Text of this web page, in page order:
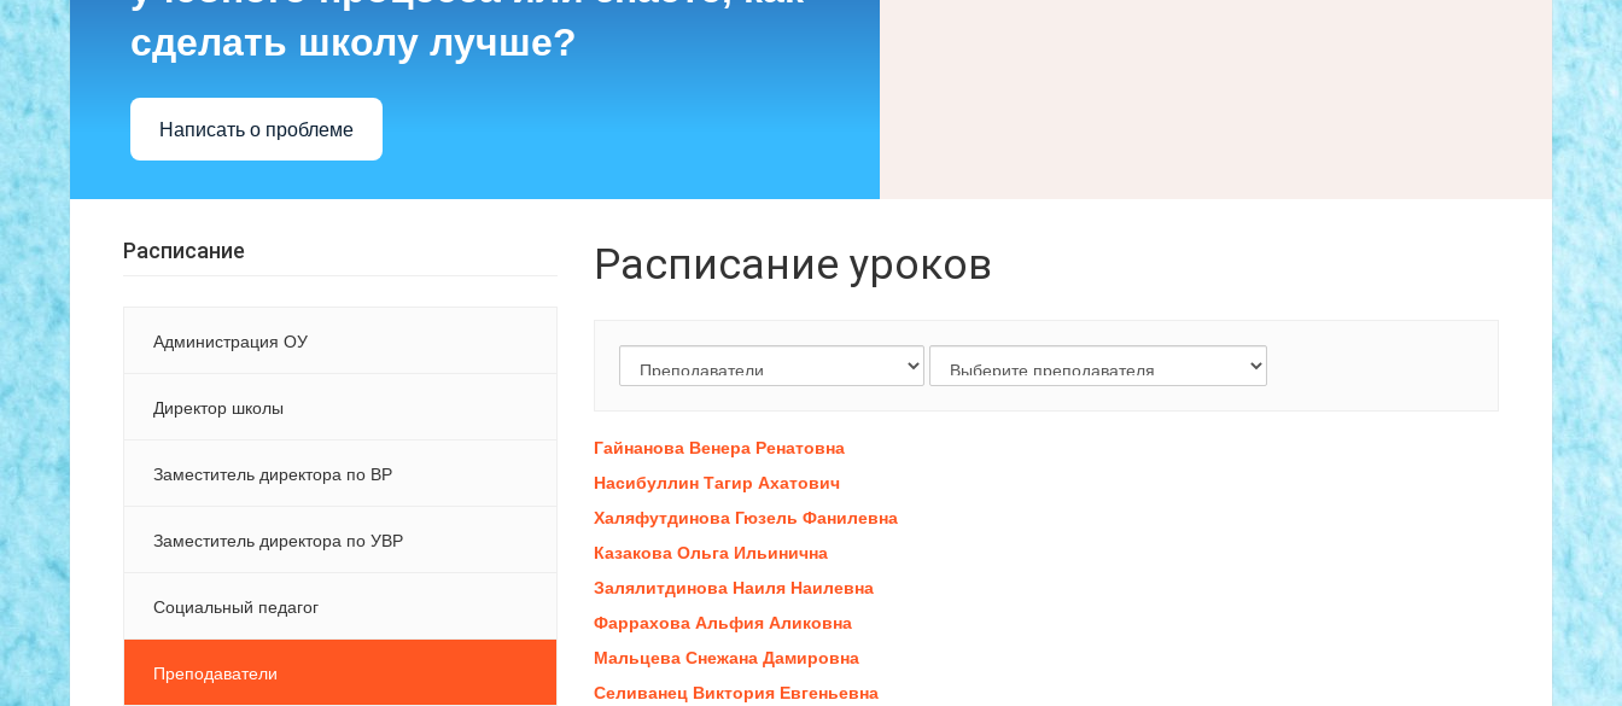
сделать школу лучше?
Написать о проблеме
Расписание
Администрация ОУ
Директор школы
Заместитель директора по ВР
Заместитель директора по УВР
Социальный педагог
Преподаватели
Расписание уроков
Гайнанова Венера Ренатовна
Насибуллин Тагир Ахатович
Халяфутдинова Гюзель Фанилевна
Казакова Ольга Ильинична
Залялитдинова Наиля Наилевна
Фаррахова Альфия Аликовна
Мальцева Снежана Дамировна
Селиванец Виктория Евгеньевна